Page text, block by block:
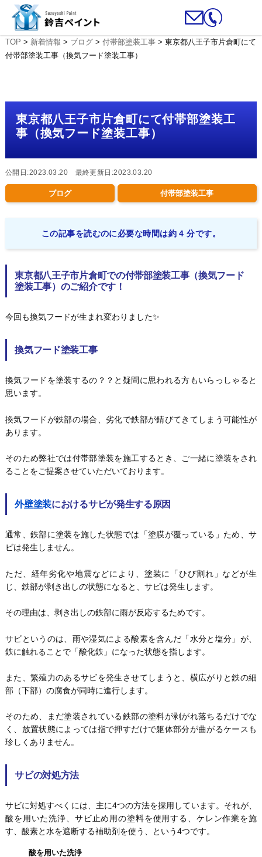
TOP > 新着情報 > ブログ> 付帯部塗装工事> 東京都八王子市片倉町にて
付帯部塗装工事（換気フード塗装工事）
東京都八王子市片倉町にて付帯部塗装工
事（換気フード塗装工事）
公開日:2023.03.20 最終更新日:2023.03.20
ブログ 付帯部塗装工事
この記事を読むのに必要な時間は約 4 分です。
東京都八王子市片倉町での付帯部塗装工事（換気フード
塗装工事）のご紹介です！
今回も換気フードが生まれ変わりました✨
換気フード塗装工事
換気フードを塗装するの？？と疑問に思われる方もいらっしゃると
思います。
換気フードが鉄部の場合、劣化で鉄部が錆びてきてしまう可能性が
あります。
そのため弊社では付帯部塗装を施工するとき、ご一緒に塗装をされ
ることをご提案させていただいております。
外壁塗装におけるサビが発生する原因
通常、鉄部に塗装を施した状態では「塗膜が覆っている」ため、サ
ビは発生しません。
ただ、経年劣化や地震などにより、塗装に「ひび割れ」などが生
じ、鉄部が剥き出しの状態になると、サビは発生します。
その理由は、剥き出しの鉄部に雨が反応するためです。
サビというのは、雨や湿気による酸素を含んだ「水分と塩分」が、
鉄に触れることで「酸化鉄」になった状態を指します。
また、繁殖力のあるサビを発生させてしまうと、横広がりと鉄の細
部（下部）の腐食が同時に進行します。
そのため、まだ塗装されている鉄部の塗料が剥がれ落ちるだけでな
く、放置状態によっては指で押すだけで躯体部分が曲がるケースも
珍しくありません。
サビの対処方法
サビに対処すべくには、主に4つの方法を採用しています。それが、
酸を用いた洗浄、サビ止め用の塗料を使用する、ケレン作業を施
す、酸素と水を遮断する補助剤を使う、という4つです。
酸を用いた洗浄